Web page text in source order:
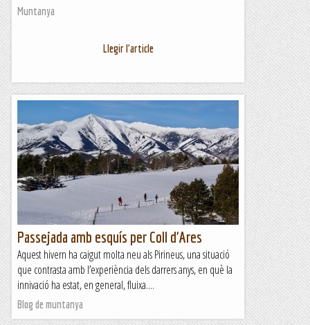
Muntanya
Llegir l'article
Passejada amb esquís per Coll d'Ares
Aquest hivern ha caigut molta neu als Pirineus, una situació
que contrasta amb l’experiència dels darrers anys, en què la
innivació ha estat, en general, fluixa....
Blog de muntanya